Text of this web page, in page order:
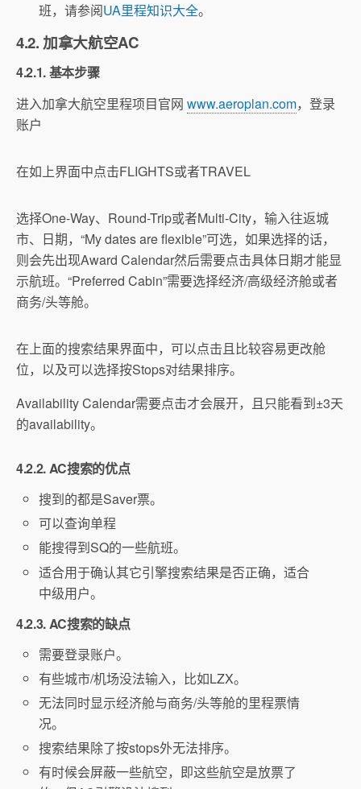
班，请参阅UA里程知识大全。
4.2. 加拿大航空AC
4.2.1. 基本步骤
进入加拿大航空里程项目官网 www.aeroplan.com，登录
账户
在如上界面中点击FLIGHTS或者TRAVEL
选择One-Way、Round-Trip或者Multi-City，输入往返城
市、日期，“My dates are flexible”可选，如果选择的话，
则会先出现Award Calendar然后需要点击具体日期才能显
示航班。“Preferred Cabin”需要选择经济/高级经济舱或者
商务/头等舱。
在上面的搜索结果界面中，可以点击且比较容易更改舱
位，以及可以选择按Stops对结果排序。
Availability Calendar需要点击才会展开，且只能看到±3天
的availability。
4.2.2. AC搜索的优点
搜到的都是Saver票。
可以查询单程
能搜得到SQ的一些航班。
适合用于确认其它引擎搜索结果是否正确，适合
中级用户。
4.2.3. AC搜索的缺点
需要登录账户。
有些城市/机场没法输入，比如LZX。
无法同时显示经济舱与商务/头等舱的里程票情
况。
搜索结果除了按stops外无法排序。
有时候会屏蔽一些航空，即这些航空是放票了